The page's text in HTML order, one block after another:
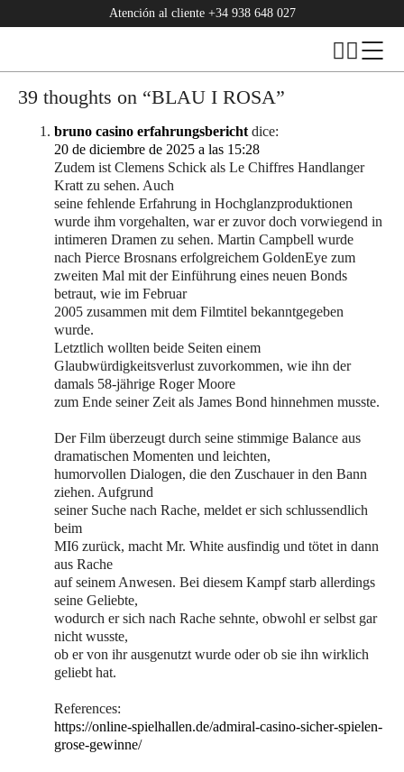
Atención al cliente +34 938 648 027
39 thoughts on “BLAU I ROSA”
bruno casino erfahrungsbericht dice:
20 de diciembre de 2025 a las 15:28
Zudem ist Clemens Schick als Le Chiffres Handlanger
Kratt zu sehen. Auch
seine fehlende Erfahrung in Hochglanzproduktionen
wurde ihm vorgehalten, war er zuvor doch vorwiegend in
intimeren Dramen zu sehen. Martin Campbell wurde
nach Pierce Brosnans erfolgreichem GoldenEye zum
zweiten Mal mit der Einführung eines neuen Bonds
betraut, wie im Februar
2005 zusammen mit dem Filmtitel bekanntgegeben
wurde.
Letztlich wollten beide Seiten einem
Glaubwürdigkeitsverlust zuvorkommen, wie ihn der
damals 58-jährige Roger Moore
zum Ende seiner Zeit als James Bond hinnehmen musste.
Der Film überzeugt durch seine stimmige Balance aus
dramatischen Momenten und leichten,
humorvollen Dialogen, die den Zuschauer in den Bann
ziehen. Aufgrund
seiner Suche nach Rache, meldet er sich schlussendlich
beim
MI6 zurück, macht Mr. White ausfindig und tötet in dann
aus Rache
auf seinem Anwesen. Bei diesem Kampf starb allerdings
seine Geliebte,
wodurch er sich nach Rache sehnte, obwohl er selbst gar
nicht wusste,
ob er von ihr ausgenutzt wurde oder ob sie ihn wirklich
geliebt hat.
References:
https://online-spielhallen.de/admiral-casino-sicher-spielen-
grose-gewinne/